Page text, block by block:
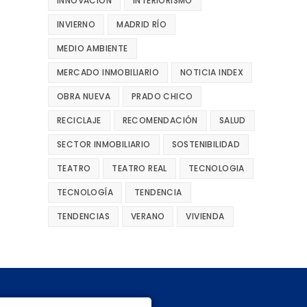
INVIERNO MADRID RÍO
MEDIO AMBIENTE
MERCADO INMOBILIARIO NOTICIA INDEX
OBRA NUEVA PRADO CHICO
RECICLAJE RECOMENDACIÓN SALUD
SECTOR INMOBILIARIO SOSTENIBILIDAD
TEATRO TEATRO REAL TECNOLOGIA
TECNOLOGÍA TENDENCIA
TENDENCIAS VERANO VIVIENDA